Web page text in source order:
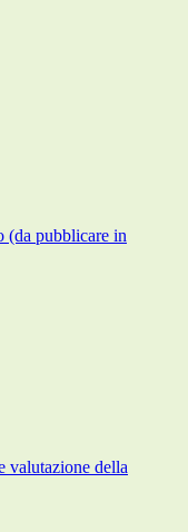
(da pubblicare in
valutazione della